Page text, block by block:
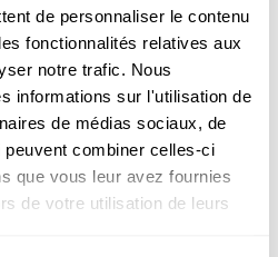
de personnaliser le contenu
fonctionnalités relatives aux
notre trafic. Nous
informations sur l'utilisation de
de médias sociaux, de
combiner celles-ci
que vous leur avez fournies
de votre utilisation de leurs
aux desserts végétaux.
propulse leader du marché
notre engagement sur